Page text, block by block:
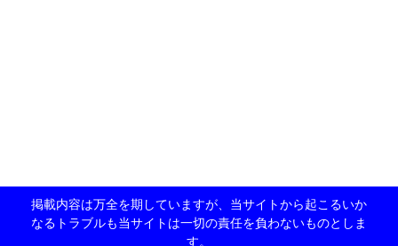
掲載内容は万全を期していますが、当サイトから起こるいか
なるトラブルも当サイトは一切の責任を負わないものとしま
す。